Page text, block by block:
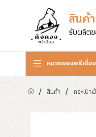
สินค้
รับผลิต
หมวดของพรีเมี่ยม
/ สินค้า / กระเป๋า